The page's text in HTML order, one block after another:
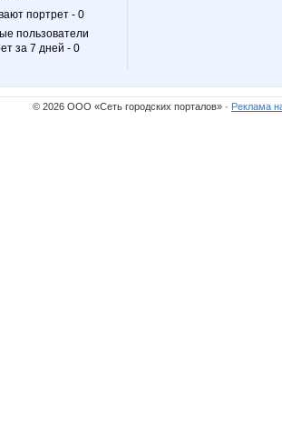
портрет - 0
пользователи
за 7 дней - 0
© 2026 ООО «Сеть городских порталов» · Реклама